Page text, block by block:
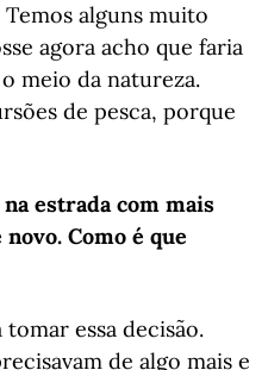
alguns muito
agora acho que faria
meio da natureza.
de pesca, porque
estrada com mais
Como é que
essa decisão.
de algo mais e